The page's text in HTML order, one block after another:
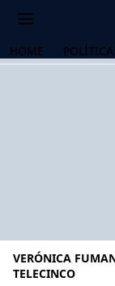
HOME POLÍTICA
VERÓNICA
TELECINCO